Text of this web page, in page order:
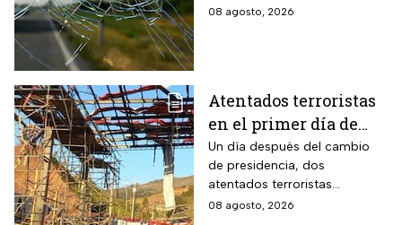
08 agosto, 2026
Atentados terroristas
en el primer día de
presidencia de
Abelardo De la
Espriella en Colombia
Un día después del cambio
de presidencia, dos
atentados terroristas
ocurrieron en Colombia
08 agosto, 2026